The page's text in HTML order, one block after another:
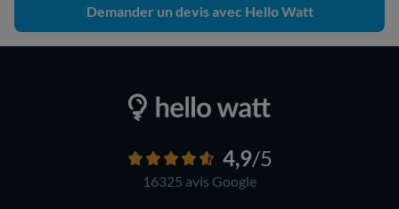
Demander un devis avec Hello Watt
4,9/5
16325 avis Google